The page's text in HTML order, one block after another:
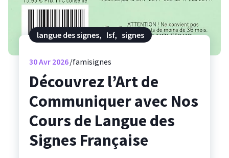
langue des signes, lsf, signes
30Avr 2026 famisignes
Découvrez l’Art de
Communiquer avec Nos
Cours de Langue des
Signes Française